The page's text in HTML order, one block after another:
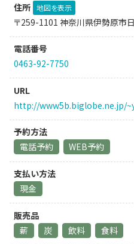
住所 地図を表示
〒259-1101 神奈川県伊勢原市
電話番号
0463-92-7750
URL
http://www5b.biglobe.ne.jp/
予約方法
電話予約
WEB予約
支払い方法
現金
販売品
薪
炭 飲料 食料